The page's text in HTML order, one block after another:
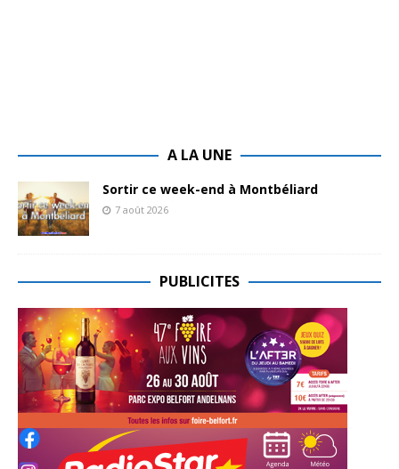
A LA UNE
Sortir ce week-end à Montbéliard
7 août 2026
PUBLICITES